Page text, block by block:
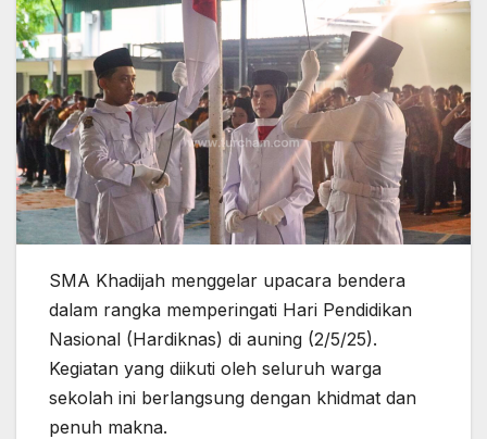
SMA Khadijah menggelar upacara bendera
dalam rangka memperingati Hari Pendidikan
Nasional (Hardiknas) di auning (2/5/25).
Kegiatan yang diikuti oleh seluruh warga
sekolah ini berlangsung dengan khidmat dan
penuh makna.